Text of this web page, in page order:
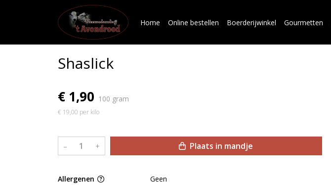
Home Online bestellen Boerderijwinkel Gourmetten
Shaslick
€ 1,90 100 gram
€ 19,00 per kilo
– + Plaats in mandje
Allergenen
Geen